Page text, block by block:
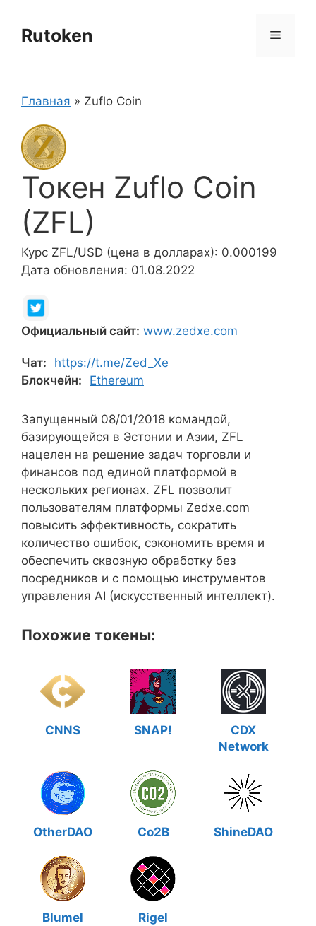
содержимому
Rutoken Меню
Главная » Zuflo Coin
Токен Zuflo Coin
(ZFL)
Курс ZFL/USD (цена в долларах): 0.000199
Дата обновления: 01.08.2022
Официальный сайт: www.zedxe.com
Чат:
https://t.me/Zed_Xe
Блокчейн:
Ethereum
Запущенный 08/01/2018 командой,
базирующейся в Эстонии и Азии, ZFL
нацелен на решение задач торговли и
финансов под единой платформой в
нескольких регионах. ZFL позволит
пользователям платформы Zedxe.com
повысить эффективность, сократить
количество ошибок, сэкономить время и
обеспечить сквозную обработку без
посредников и с помощью инструментов
управления AI (искусственный интеллект).
Похожие токены:
CNNS SNAP!
CDX
Network
OtherDAO Co2B ShineDAO
Blumel
Rigel